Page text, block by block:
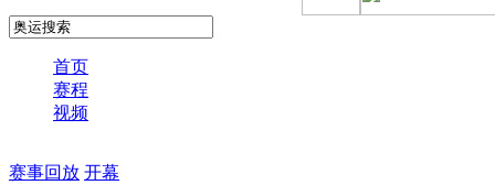
首页
赛程
视频
赛事回放 开幕